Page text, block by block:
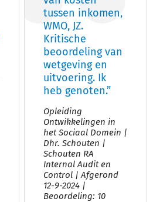
tussen inkomen,
WMO, JZ.
Kritische
beoordeling van
wetgeving en
uitvoering. Ik
heb genoten.”
Opleiding
Ontwikkelingen in
het Sociaal Domein |
Dhr. Schouten |
Schouten RA
Internal Audit en
Control | Afgerond
12-9-2024 |
Beoordeling: 10